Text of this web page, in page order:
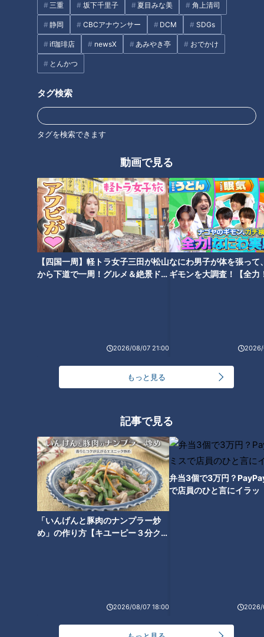
三重 坂下千里子 夏目みな美 角上清司
静岡 CBCアナウンサー DCM SDGs
if珈琲店 newsX あみやき亭 おでかけ
とんかつ
タグ検索
タグを検索できます
動画で見る
【四国一周】軽トラ女子三田が松山
から下道で一周！グルメ＆絶景ドラ
2026/08/07 21:00
なにわ男子が体を張って
ギモンを大調査！【全力
2026/
もっと見る
記事で見る
「いんげんと豚肉のナンプラー炒
め」の作り方【キユーピー３分クッ
2026/08/07 18:00
弁当3個で3万円？
で店員のひと言にイラッ
2026/
エンタメ 三田悠貴 道との遭遇
番組紹介
「道との遭遇」動画
ミキがミチに出会うバラエティ！全国のユニークな「道」を変化球
目線で深掘り、とことん楽しむ！CBCテレビにて毎週火曜日よる
番組サイト
最新話の見逃し配信はこちら
【四国一周】軽トラ女子三田が
【四国一周】軽トラ女子三田が
松山から下道で一周！グルメ＆
絶景ドライブ⑤
【四国一周】軽トラ女子三田が
松山から下道で一周！グルメ＆
絶景ドライブ④
【四国一周】軽トラ女子三田が
松山から下道で一周！グルメ＆